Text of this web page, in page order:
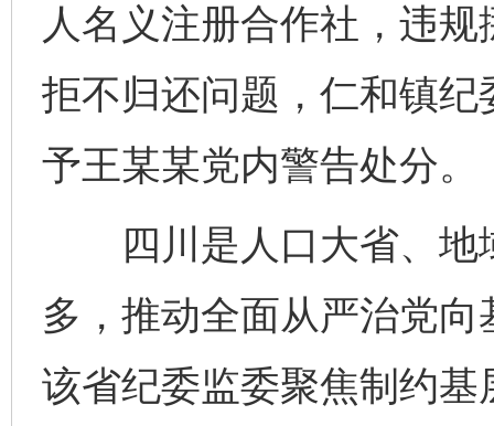
人名义注册合作社，违
拒不归还问题，仁和镇
予王某某党内警告处分。
四川是人口大省、地
多，推动全面从严治党
该省纪委监委聚焦制约